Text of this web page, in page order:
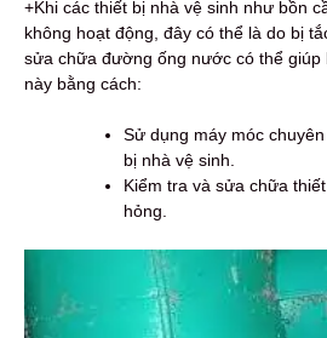
+Khi các thiết bị nhà vệ sinh như bồn
không hoạt động, đây có thể là do bị
sửa chữa đường ống nước có thể giúp
này bằng cách:
Sử dụng máy móc
bị nhà vệ sinh.
Kiểm tra và sửa chữa
hỏng.